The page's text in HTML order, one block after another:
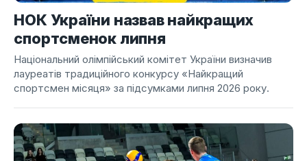
НОК України назвав найкращих
спортсменок липня
Національний олімпійський комітет України визначив
лауреатів традиційного конкурсу «Найкращий
спортсмен місяця» за підсумками липня 2026 року.